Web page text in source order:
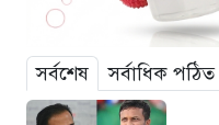
সর্বশেষ সর্বাধিক পঠিত